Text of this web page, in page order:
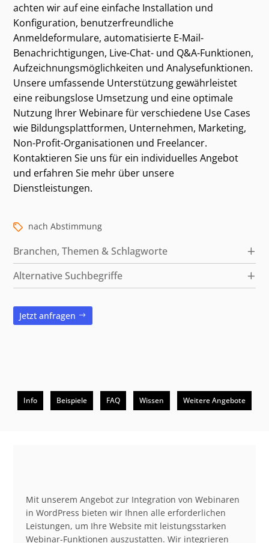
achten wir auf eine einfache Installation und
Konfiguration, benutzerfreundliche
Anmeldeformulare, automatisierte E-Mail-
Benachrichtigungen, Live-Chat- und Q&A-Funktionen,
Aufzeichnungsmöglichkeiten und Analysefunktionen.
Unsere umfassende Unterstützung gewährleistet
eine reibungslose Umsetzung und eine optimale
Nutzung Ihrer Webinare für verschiedene Use Cases
wie Bildungsplattformen, Unternehmen, Marketing,
Non-Profit-Organisationen und Freelancer.
Kontaktieren Sie uns für ein individuelles Angebot
und erfahren Sie mehr über unsere
Dienstleistungen.
nach Abstimmung
Kategorien und alternative Suchbegriffe
Branchen, Themen & Schlagworte
Alternative Suchbegriffe
Jetzt anfragen
Info Beispiele FAQ Wissen Weitere Angebote
Beschreibung
Mit unserem Angebot zur Integration von Webinaren
in WordPress bieten wir Ihnen alle erforderlichen
Leistungen, um Ihre Website mit leistungsstarken
Webinar-Funktionen auszustatten. Wir integrieren